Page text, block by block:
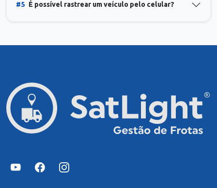
#5 É possível rastrear um veículo pelo celular?